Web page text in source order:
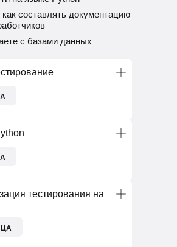
как составлять документацию
с базами данных
БАЗ ДАННЫХ
тестирования на